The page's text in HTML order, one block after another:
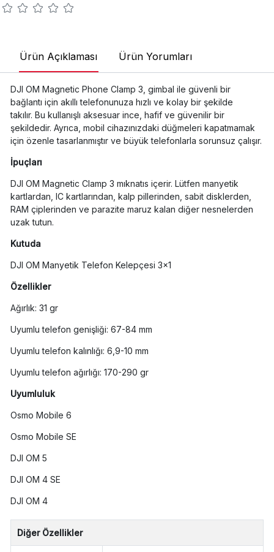
Ürün Açıklaması Ürün Yorumları
DJI OM Magnetic Phone Clamp 3, gimbal ile güvenli bir
bağlantı için akıllı telefonunuza hızlı ve kolay bir şekilde
takılır. Bu kullanışlı aksesuar ince, hafif ve güvenilir bir
şekildedir. Ayrıca, mobil cihazınızdaki düğmeleri kapatmamak
için özenle tasarlanmıştır ve büyük telefonlarla sorunsuz çalışır.
İpuçları
DJI OM Magnetic Clamp 3 mıknatıs içerir. Lütfen manyetik
kartlardan, IC kartlarından, kalp pillerinden, sabit disklerden,
RAM çiplerinden ve parazite maruz kalan diğer nesnelerden
uzak tutun.
Kutuda
DJI OM Manyetik Telefon Kelepçesi 3×1
Özellikler
Ağırlık: 31 gr
Uyumlu telefon genişliği: 67-84 mm
Uyumlu telefon kalınlığı: 6,9-10 mm
Uyumlu telefon ağırlığı: 170-290 gr
Uyumluluk
Osmo Mobile 6
Osmo Mobile SE
DJI OM 5
DJI OM 4 SE
DJI OM 4
Diğer Özellikler